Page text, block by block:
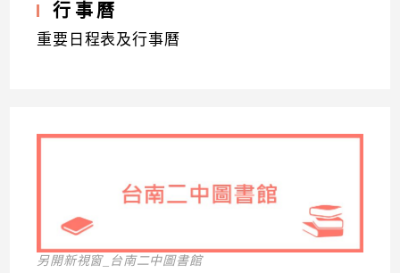
行事曆
重要日程表及行事曆
另開新視窗_台南二中圖書館